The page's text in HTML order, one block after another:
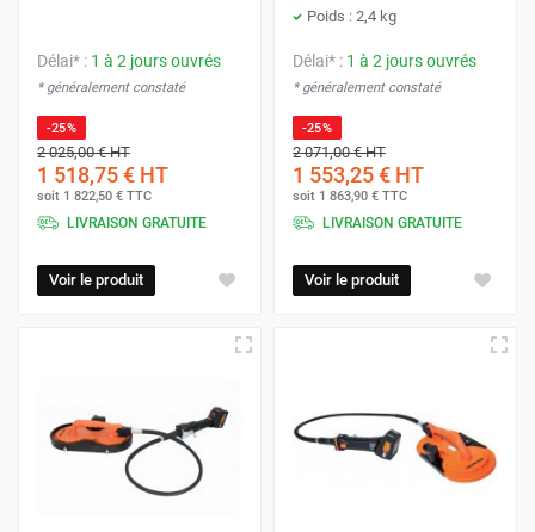
Délai* : 1 à 2 jours ouvrés
* généralement constaté
-25%
2 025,00 €HT
1 518,75 € HT
soit 1 822,50 € TTC
LIVRAISON GRATUITE
Voir le produit
Poids : 2,4 kg
Délai* : 1 à 2 jours ouvrés
* généralement constaté
-25%
2 071,00 €HT
1 553,25 € HT
soit 1 863,90 € TTC
LIVRAISON GRATUITE
Voir le produit